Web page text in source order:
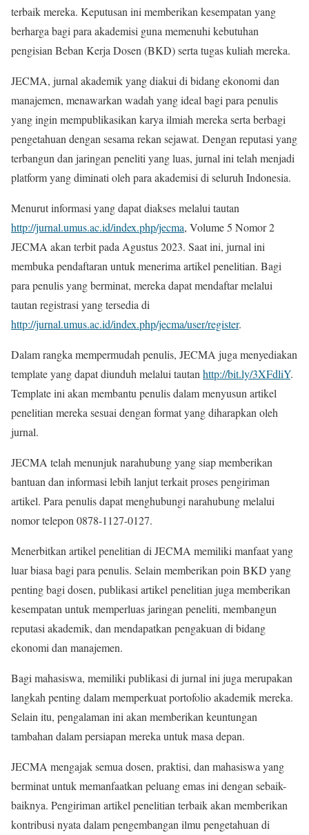
terbaik mereka. Keputusan ini memberikan kesempatan yang
berharga bagi para akademisi guna memenuhi kebutuhan
pengisian Beban Kerja Dosen (BKD) serta tugas kuliah mereka.
JECMA, jurnal akademik yang diakui di bidang ekonomi dan
manajemen, menawarkan wadah yang ideal bagi para penulis
yang ingin mempublikasikan karya ilmiah mereka serta berbagi
pengetahuan dengan sesama rekan sejawat. Dengan reputasi yang
terbangun dan jaringan peneliti yang luas, jurnal ini telah menjadi
platform yang diminati oleh para akademisi di seluruh Indonesia.
Menurut informasi yang dapat diakses melalui tautan
http://jurnal.umus.ac.id/index.php/jecma, Volume 5 Nomor 2
JECMA akan terbit pada Agustus 2023. Saat ini, jurnal ini
membuka pendaftaran untuk menerima artikel penelitian. Bagi
para penulis yang berminat, mereka dapat mendaftar melalui
tautan registrasi yang tersedia di
http://jurnal.umus.ac.id/index.php/jecma/user/register.
Dalam rangka mempermudah penulis, JECMA juga menyediakan
template yang dapat diunduh melalui tautan http://bit.ly/3XFdliY.
Template ini akan membantu penulis dalam menyusun artikel
penelitian mereka sesuai dengan format yang diharapkan oleh
jurnal.
JECMA telah menunjuk narahubung yang siap memberikan
bantuan dan informasi lebih lanjut terkait proses pengiriman
artikel. Para penulis dapat menghubungi narahubung melalui
nomor telepon 0878-1127-0127.
Menerbitkan artikel penelitian di JECMA memiliki manfaat yang
luar biasa bagi para penulis. Selain memberikan poin BKD yang
penting bagi dosen, publikasi artikel penelitian juga memberikan
kesempatan untuk memperluas jaringan peneliti, membangun
reputasi akademik, dan mendapatkan pengakuan di bidang
ekonomi dan manajemen.
Bagi mahasiswa, memiliki publikasi di jurnal ini juga merupakan
langkah penting dalam memperkuat portofolio akademik mereka.
Selain itu, pengalaman ini akan memberikan keuntungan
tambahan dalam persiapan mereka untuk masa depan.
JECMA mengajak semua dosen, praktisi, dan mahasiswa yang
berminat untuk memanfaatkan peluang emas ini dengan sebaik-
baiknya. Pengiriman artikel penelitian terbaik akan memberikan
kontribusi nyata dalam pengembangan ilmu pengetahuan di